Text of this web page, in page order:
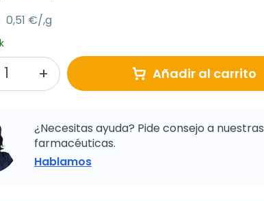
0,51 €/,g
Añadir al carrito
¿Necesitas ayuda? Pide consejo a nuestras
farmacéuticas.
Hablamos